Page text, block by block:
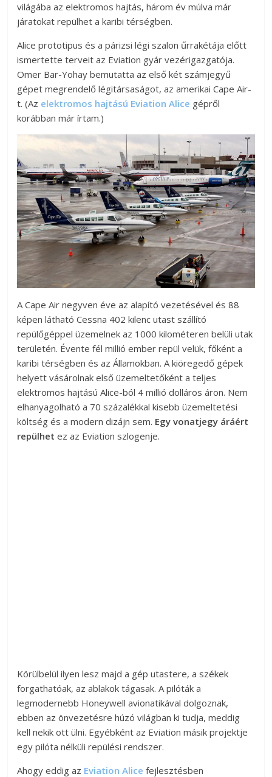
világába az elektromos hajtás, három év múlva már
járatokat repülhet a karibi térségben.
Alice prototipus és a párizsi légi szalon űrrakétája előtt
ismertette terveit az Eviation gyár vezérigazgatója.
Omer Bar-Yohay bemutatta az első két számjegyű
gépet megrendelő légitársaságot, az amerikai Cape Air-
t. (Az elektromos hajtású Eviation Alice gépről
korábban már írtam.)
A Cape Air negyven éve az alapító vezetésével és 88
képen látható Cessna 402 kilenc utast szállító
repülőgéppel üzemelnek az 1000 kilométeren belüli utak
területén. Évente fél millió ember repül velük, főként a
karibi térségben és az Államokban. A kiöregedő gépek
helyett vásárolnak első üzemeltetőként a teljes
elektromos hajtású Alice-ból 4 millió dolláros áron. Nem
elhanyagolható a 70 százalékkal kisebb üzemeltetési
költség és a modern dizájn sem. Egy vonatjegy áráért
repülhet ez az Eviation szlogenje.
Körülbelül ilyen lesz majd a gép utastere, a székek
forgathatóak, az ablakok tágasak. A pilóták a
legmodernebb Honeywell avionatikával dolgoznak,
ebben az önvezetésre húzó világban ki tudja, meddig
kell nekik ott ülni. Egyébként az Eviation másik projektje
egy pilóta nélküli repülési rendszer.
Ahogy eddig az Eviation Alice fejlesztésben